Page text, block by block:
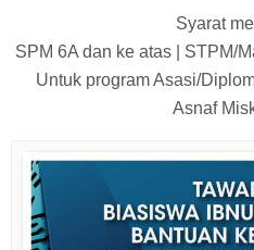
Syarat
SPM 6A dan ke atas | STPM/
Untuk program Asasi/
Asnaf